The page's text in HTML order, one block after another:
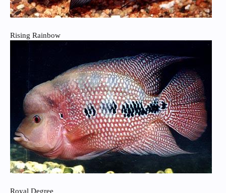
Rising Rainbow
Royal Degree